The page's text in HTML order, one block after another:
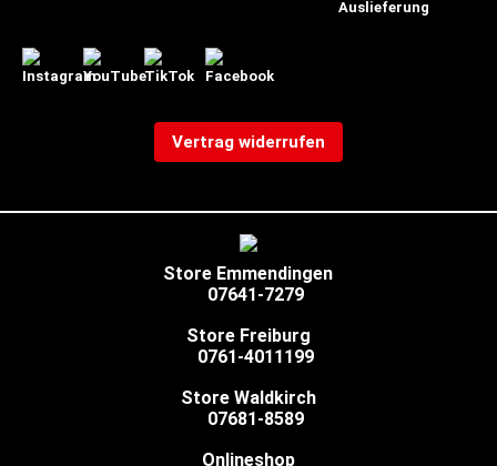
Vertrag widerrufen
Store Emmendingen
07641-7279
Store Freiburg
0761-4011199
Store Waldkirch
07681-8589
Onlineshop